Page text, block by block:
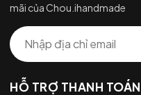
mãi của Chou.ihandmade
HỖ TRỢ THANH TOÁN